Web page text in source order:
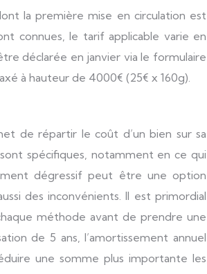
la première mise en circulation est
connues, le tarif applicable varie en
déclarée en janvier via le formulaire
à hauteur de 4000€ (25€ x 160g).
de répartir le coût d’un bien sur sa
spécifiques, notamment en ce qui
dégressif peut être une option
des inconvénients. Il est primordial
méthode avant de prendre une
de 5 ans, l’amortissement annuel
une somme plus importante les